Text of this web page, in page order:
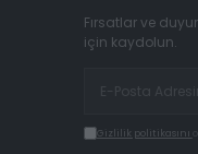
Fırsatlar ve
için kaydolun.
Gizlilik politikasını